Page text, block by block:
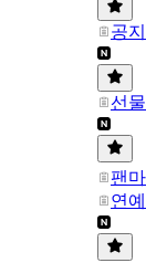
공
선
팬
연